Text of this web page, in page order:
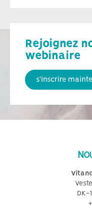
Rejoignez
webinaire
s'inscrire
DK-